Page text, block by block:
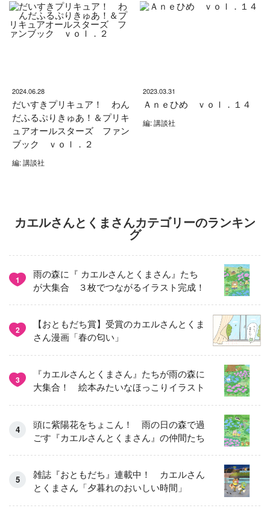
2024.06.28
だいすきプリキュア！ わん
だふるぷりきゅあ！＆プリキ
ュアオールスターズ ファン
ブック ｖｏｌ．２
編: 講談社
2023.03.31
Ａｎｅひめ ｖｏｌ．１４
編: 講談社
カエルさんとくまさんカテゴリーのランキン
グ
1
雨の森に『 カエルさんとくまさん』たち
が大集合 ３枚でつながるイラスト完成！
2
【おともだち賞】受賞のカエルさんとくま
さん漫画「春の匂い」
3
『カエルさんとくまさん』たちが雨の森に
大集合！ 絵本みたいなほっこりイラスト
頭に紫陽花をちょこん！ 雨の日の森で過
ごす『カエルさんとくまさん』の仲間たち
雑誌『おともだち』連載中！ カエルさん
とくまさん「夕暮れのおいしい時間」